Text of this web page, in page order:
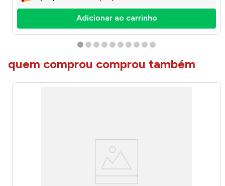
Adicionar ao carrinho
quem comprou comprou também